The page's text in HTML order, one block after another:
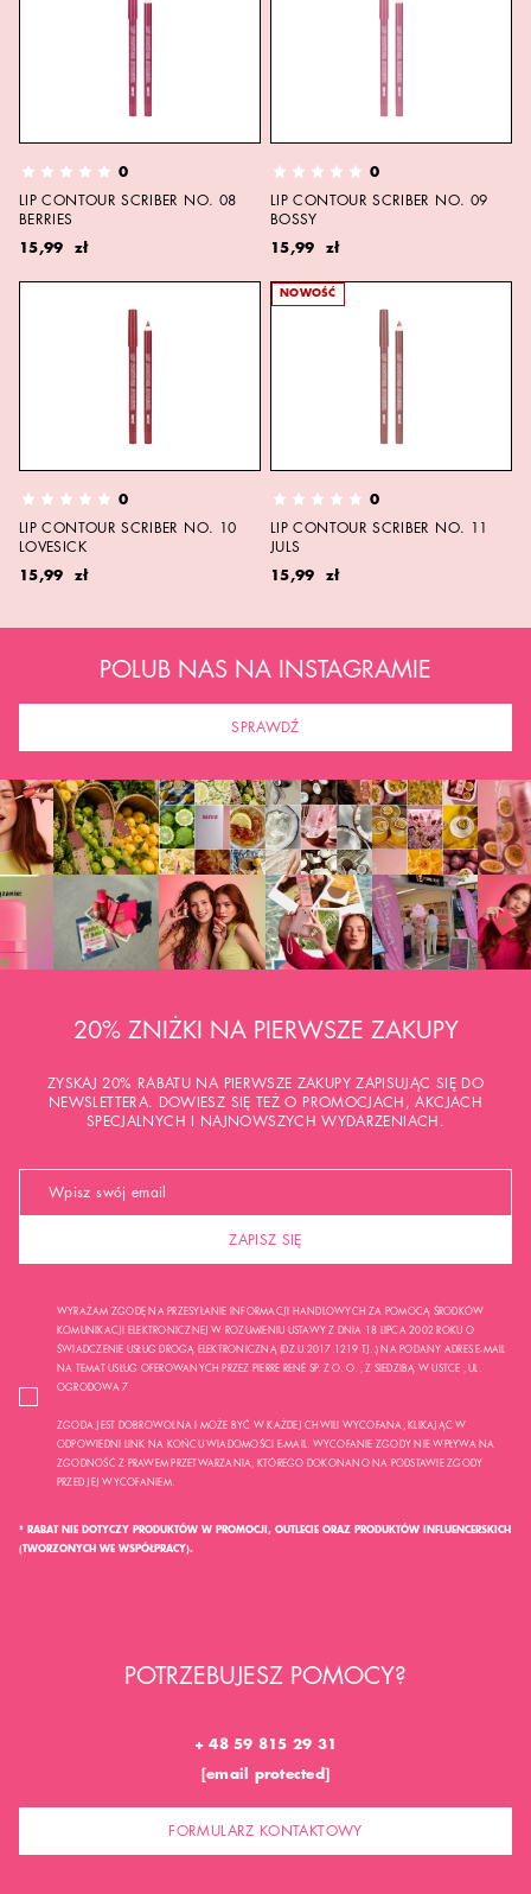
0
LIP CONTOUR SCRIBER NO. 08
BERRIES
15,99 zł
0
LIP CONTOUR SCRIBER NO. 09
BOSSY
15,99 zł
0
LIP CONTOUR SCRIBER NO. 10
LOVESICK
15,99 zł
NOWOŚĆ
0
LIP CONTOUR SCRIBER NO. 11
JULS
15,99 zł
POLUB NAS NA INSTAGRAMIE
SPRAWDŹ
20% ZNIŻKI NA PIERWSZE ZAKUPY
ZYSKAJ 20% RABATU NA PIERWSZE ZAKUPY ZAPISUJĄC SIĘ DO
NEWSLETTERA. DOWIESZ SIĘ TEŻ O PROMOCJACH, AKCJACH
SPECJALNYCH I NAJNOWSZYCH WYDARZENIACH.
ZAPISZ SIĘ
WYRAŻAM ZGODĘ NA PRZESYŁANIE INFORMACJI HANDLOWYCH ZA POMOCĄ ŚRODKÓW
KOMUNIKACJI ELEKTRONICZNEJ W ROZUMIENIU USTAWY Z DNIA 18 LIPCA 2002 ROKU O
ŚWIADCZENIE USŁUG DROGĄ ELEKTRONICZNĄ (DZ.U.2017.1219 TJ..) NA PODANY ADRES E-MAIL
NA TEMAT USŁUG OFEROWANYCH PRZEZ PIERRE RENÉ SP. Z O. O. , Z SIEDZIBĄ W USTCE , UL.
OGRODOWA 7.
ZGODA JEST DOBROWOLNA I MOŻE BYĆ W KAŻDEJ CHWILI WYCOFANA, KLIKAJĄC W
ODPOWIEDNI LINK NA KOŃCU WIADOMOŚCI E-MAIL. WYCOFANIE ZGODY NIE WPŁYWA NA
ZGODNOŚĆ Z PRAWEM PRZETWARZANIA, KTÓREGO DOKONANO NA PODSTAWIE ZGODY
PRZED JEJ WYCOFANIEM.
* RABAT NIE DOTYCZY PRODUKTÓW W PROMOCJI, OUTLECIE ORAZ PRODUKTÓW INFLUENCERSKICH
(TWORZONYCH WE WSPÓŁPRACY).
POTRZEBUJESZ POMOCY?
+ 48 59 815 29 31
[email protected]
FORMULARZ KONTAKTOWY